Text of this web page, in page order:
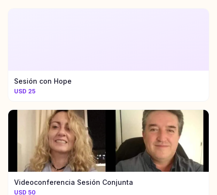
Sesión con Hope
USD 25
Videoconferencia Sesión Conjunta
USD 50